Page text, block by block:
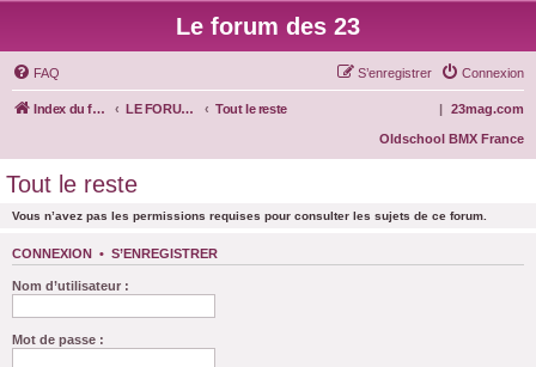
Le forum des 23
FAQ Connexion
S’enregistrer
Index du forum LE FORUM DES 23 Tout le reste 23mag.com
|
Oldschool BMX France
Tout le reste
Vous n’avez pas les permissions requises pour consulter les sujets de ce forum.
CONNEXION • S’ENREGISTRER
Nom d’utilisateur :
Mot de passe :